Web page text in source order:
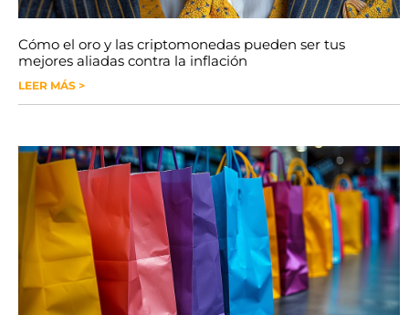
Cómo el oro y las criptomonedas pueden ser tus
mejores aliadas contra la inflación
LEER MÁS >